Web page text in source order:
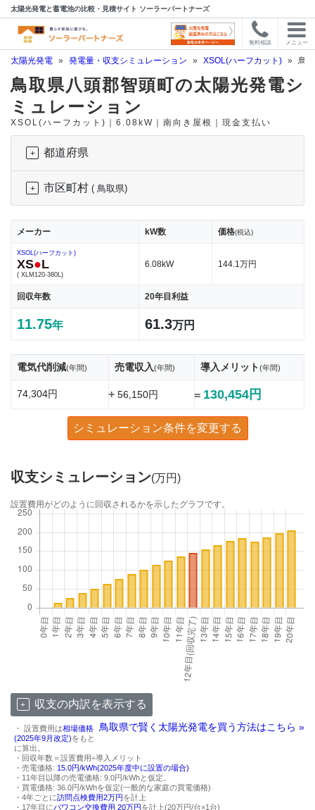
太陽光発電と蓄電池の比較・見積サイト ソーラーパートナーズ
無料相談 メニュー
太陽光発電 » 発電量・収支シミュレーション » XSOL(ハーフカット) » 鳥
鳥取県八頭郡智頭町の太陽光発電シ
ミュレーション
XSOL(ハーフカット)｜6.08kW｜南向き屋根｜現金支払い
都道府県
市区町村 ( 鳥取県)
メーカー kW数 価格(税込)
XSOL(ハーフカット)
XS●L
( XLM120-380L)
6.08kW 144.1万円
回収年数 20年目利益
11.75年 61.3万円
電気代削減(年間) 売電収入(年間) 導入メリット(年間)
74,304円 +56,150円 = 130,454円
シミュレーション条件を変更する
収支シミュレーション(万円)
設置費用がどのように回収されるかを示したグラフです。
収支の内訳を表示する
鳥取県で賢く太陽光発電を買う方法はこちら »
・ 設置費用は相場価格
(2025年9月改定)をもと
に算出。
・回収年数＝設置費用÷導入メリット
・売電価格: 15.0円/kWh(2025年度中に設置の場合)
・11年目以降の売電価格: 9.0円/kWhと仮定。
・買電価格: 36.0円/kWhを仮定(一般的な家庭の買電価格)
・4年ごとに訪問点検費用2万円を計上
・17年目にパワコン交換費用 20万円を計上(20万円/台×1台)